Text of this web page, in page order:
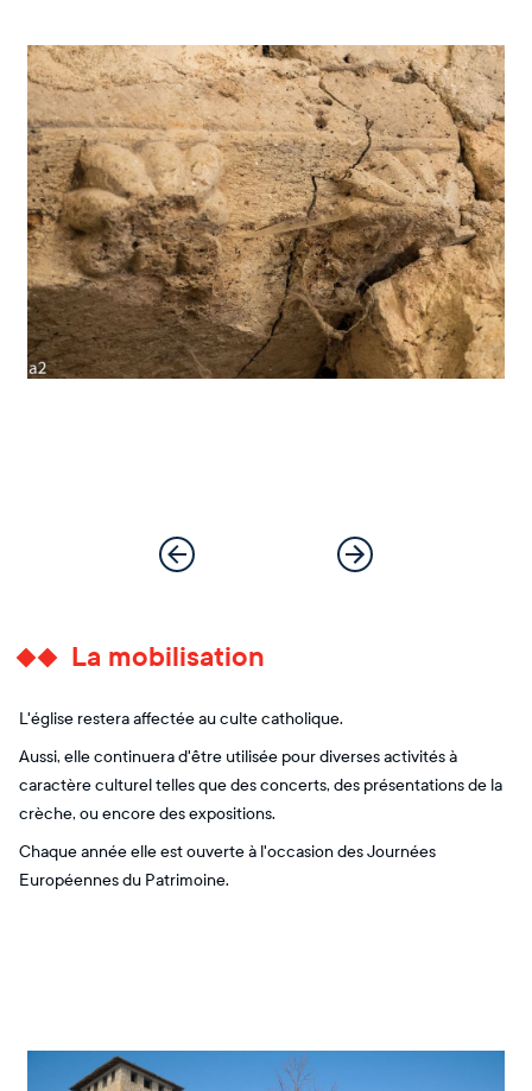
La mobilisation
L'église restera affectée au culte catholique.
Aussi, elle continuera d'être utilisée pour diverses activités à
caractère culturel telles que des concerts, des présentations de la
crèche, ou encore des expositions.
Chaque année elle est ouverte à l'occasion des Journées
Européennes du Patrimoine.